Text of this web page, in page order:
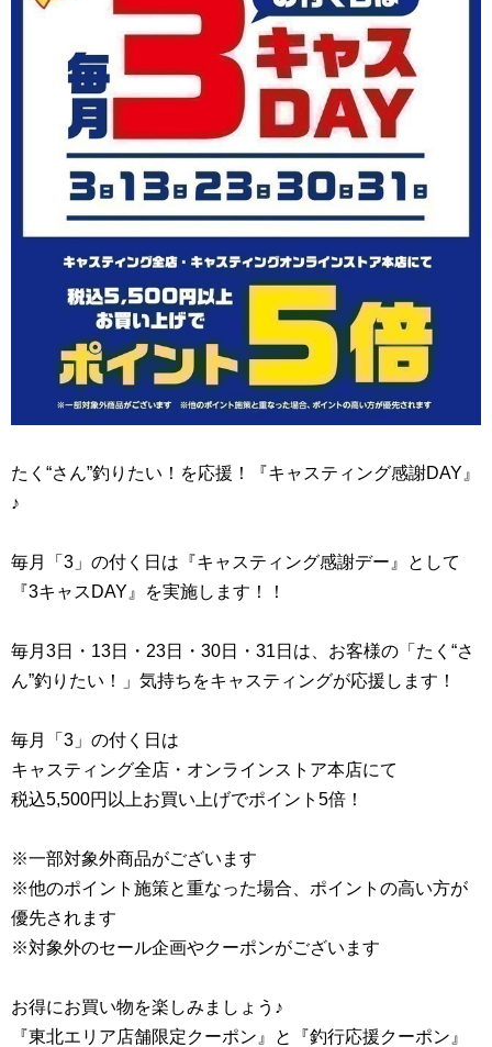
たく“さん”釣りたい！を応援！『キャスティング感謝DAY』
♪
毎月「3」の付く日は『キャスティング感謝デー』として
『3キャスDAY』を実施します！！
毎月3日・13日・23日・30日・31日は、お客様の「たく“さ
ん”釣りたい！」気持ちをキャスティングが応援します！
毎月「3」の付く日は
キャスティング全店・オンラインストア本店にて
税込5,500円以上お買い上げでポイント5倍！
※一部対象外商品がございます
※他のポイント施策と重なった場合、ポイントの高い方が
優先されます
※対象外のセール企画やクーポンがございます
お得にお買い物を楽しみましょう♪
『東北エリア店舗限定クーポン』と『釣行応援クーポン』